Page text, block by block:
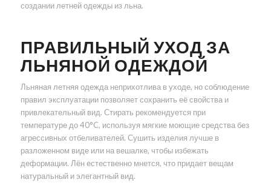
создании летней одежды из льна.
ПРАВИЛЬНЫЙ УХОД ЗА
ЛЬНЯНОЙ ОДЕЖДОЙ
Льняная летняя одежда неприхотлива в уходе, но соблюдение
правил эксплуатации позволяет сохранить её свойства и
привлекательный вид. Стирать рекомендуется при
температуре до 40°C, используя мягкие моющие средства без
агрессивных отбеливателей. Сушить изделия лучше в
разложенном виде или на вешалке, чтобы избежать
деформации. Лён естественно мнется, что придает вещам
натуральный и элегантный вид.